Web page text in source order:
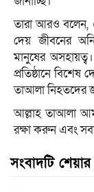
তারা আরও বলেন,
দেয় জীবনের
মানুষের
প্রতিষ্ঠানে
তাআলা নিহতদের
আল্লাহ তাআলা
রক্ষা করুন এবং
সংবাদটি